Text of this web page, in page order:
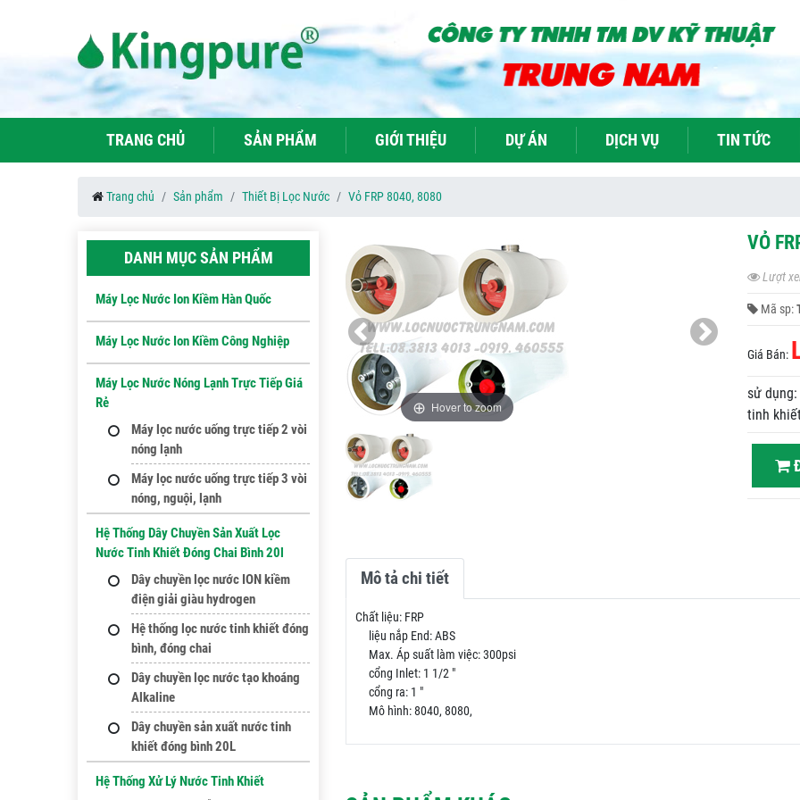
TRANG CHỦ SẢN PHẨM GIỚI THIỆU DỰ ÁN DỊCH VỤ TIN TỨC
Trang chủ Sản phẩm Thiết Bị Lọc Nước Vỏ FRP 8040, 8080
Hover to zoom
VỎ
Lượt
Mã sp:
Giá Bán:
sử
tinh
Mô tả chi tiết
Chất liệu: FRP
liệu nắp End: ABS
Max. Áp suất làm việc: 300psi
cổng Inlet: 1 1/2 "
cổng ra: 1 "
Mô hình: 8040, 8080,
DANH MỤC SẢN PHẨM
Máy Lọc Nước Ion Kiềm Hàn Quốc
Máy Lọc Nước Ion Kiềm Công Nghiệp
Máy Lọc Nước Nóng Lạnh Trực Tiếp Giá
Rẻ
Máy lọc nước uống trực tiếp 2 vòi
nóng lạnh
Máy lọc nước uống trực tiếp 3 vòi
nóng, nguội, lạnh
Hệ Thống Dây Chuyền Sản Xuất Lọc
Nước Tinh Khiết Đóng Chai Bình 20l
Dây chuyền lọc nước ION kiềm
điện giải giàu hydrogen
Hệ thống lọc nước tinh khiết đóng
bình, đóng chai
Dây chuyền lọc nước tạo khoáng
Alkaline
Dây chuyền sản xuất nước tinh
khiết đóng bình 20L
Hệ Thống Xử Lý Nước Tinh Khiết